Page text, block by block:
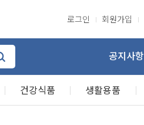
로그인 회원가입
공지사항
건강식품 생활용품